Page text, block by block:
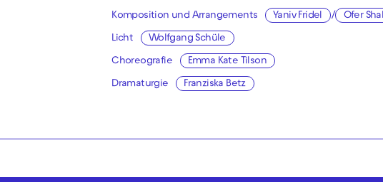
Komposition und Arrangements Yaniv Fridel / Ofer
Licht Wolfgang Schüle
Choreografie Emma Kate Tilson
Dramaturgie Franziska Betz